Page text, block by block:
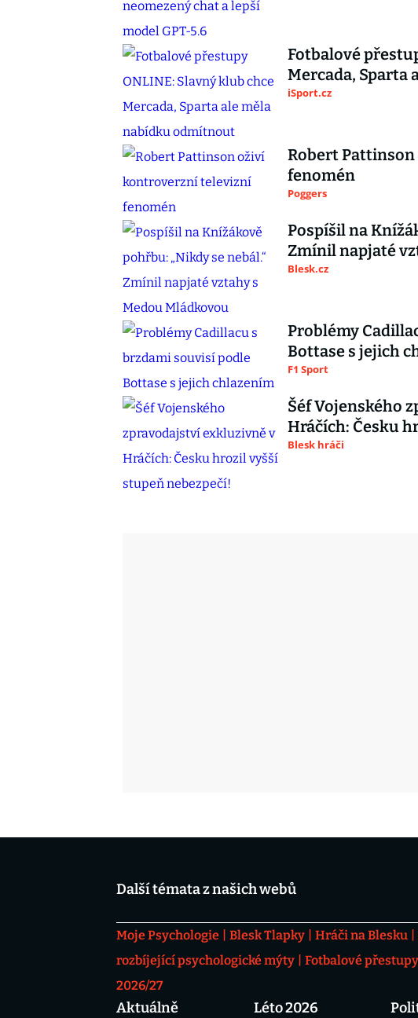
Fotbalové
Mercada,
iSport.cz
Robert
fenomén
Poggers
Pospíšil na
Zmínil napjaté
Blesk.cz
Problémy
Bottase s jejich
F1 Sport
Šéf Vojenského
Hráčích: Česku
Blesk hráči
Další témata z našich webů
Moje Psychologie Blesk Tlapky Hráči na Blesku
rozbíjející psychologické mýty
Fotbalové
2026/27
Aktuálně Léto 2026